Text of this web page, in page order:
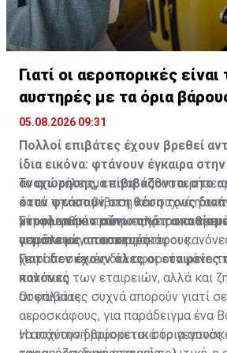
Γιατί οι αεροπορικές
αυστηρές με τα όρια
εξηγεί
05.08.2026 09:31
Πολλοί επιβάτες έχουν βρεθεί
ίδια εικόνα: φτάνουν έγκαιρα
αναχώρησης, επιβιβάζονται στο
όταν φτάσουν στη θέση τους
ντουλαπάκια πάνω από τα
γεμάτα με αποσκευές.
Το αποτέλεσμα είναι
κατά την επιβίβαση και συχνά η
μεταφερθούν κάποιες
αποσκευών του αεροσκάφους.
Σύμφωνα με πρώην πιλότο και
ασφάλειας, οι αυστηρότεροι
χειραποσκευές δεν αφορούν μόνο
πολιτική των εταιρειών, αλλά και
ασφάλειας.
Γιατί δεν έχουν όλες οι εταιρείες
κανόνες
Οι επιβάτες συχνά απορούν γιατί
αεροσκάφους, για παράδειγμα ένα
να ισχύουν διαφορετικά όρια
Η απάντηση βρίσκεται στο γεγονός